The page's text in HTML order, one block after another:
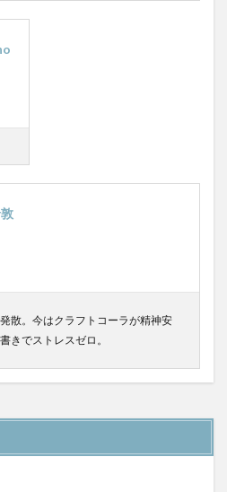
散。今はクラフトコーラが精神安
きでストレスゼロ。